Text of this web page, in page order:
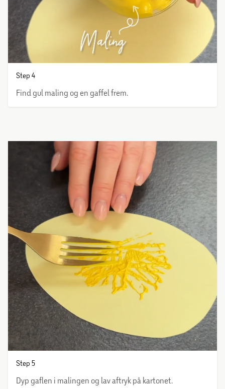
Step 4
Find gul maling og en gaffel frem.
Step 5
Dyp gaflen i malingen og lav aftryk på kartonet.